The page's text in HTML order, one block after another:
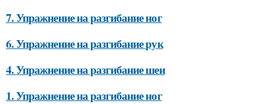
7. Упражнение на разгибание ног
6. Упражнение на разгибание рук
4. Упражнение на разгибание шеи
1. Упражнение на разгибание ног